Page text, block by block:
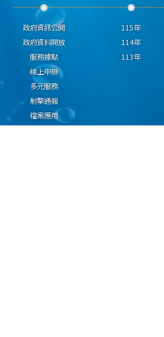
政府資訊公開
政府資料開放
服務據點
線上申辦
多元服務
射擊通報
檔案應用
115年
114年
113年